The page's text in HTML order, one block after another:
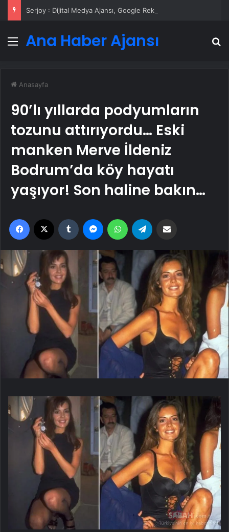
Menü
Ana Haber Ajansı
Anasayfa
90’lı yıllarda podyumların
tozunu attırıyordu… Eski
manken Merve İldeniz
Bodrum’da köy hayatı
yaşıyor! Son haline bakın…
Facebook Tumblr MessengerWhatsApp